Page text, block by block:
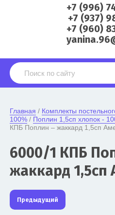
+7 (996)
+7 (937)
+7 (960)
Главная / Комплекты
100% / Поплин 1,5сп хлопок -
КПБ Поплин – жаккард 1,5сп
6000/1 КПБ
жаккард 1,5сп
Предыдущий